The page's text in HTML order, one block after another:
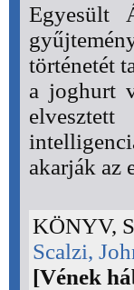
Egyesült
történetét
a joghurt
akarják az
KÖNYV,
Scalzi,
[Vének